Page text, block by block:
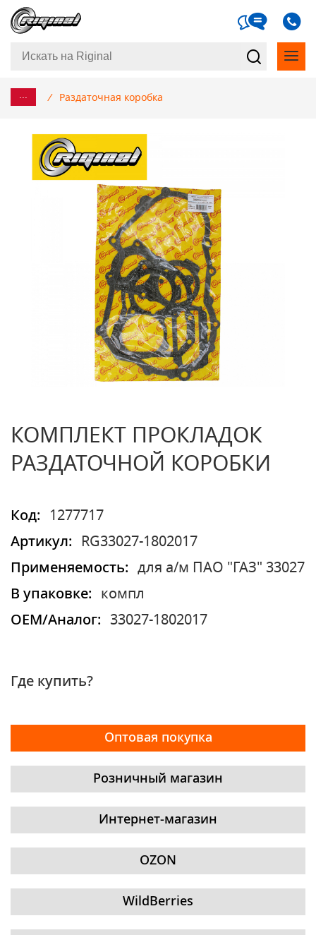
... / Раздаточная коробка
КОМПЛЕКТ ПРОКЛАДОК
РАЗДАТОЧНОЙ КОРОБКИ
Код:
1277717
Артикул:
RG33027-1802017
Применяемость:
для а/м ПАО "ГАЗ" 33027
В упаковке:
компл
OEM/Аналог:
33027-1802017
Где купить?
Оптовая покупка
Розничный магазин
Интернет-магазин
OZON
WildBerries